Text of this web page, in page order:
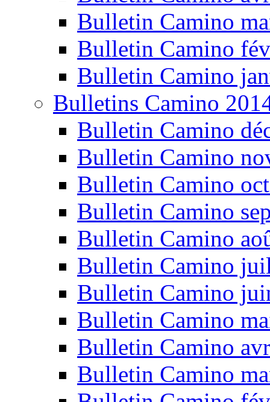
Bulletin Camino
Bulletin Camino
Bulletin Camino
Bulletins Camino
Bulletin Camino
Bulletin Camino
Bulletin Camino
Bulletin Camino
Bulletin Camino
Bulletin Camino
Bulletin Camino
Bulletin Camino
Bulletin Camino
Bulletin Camino